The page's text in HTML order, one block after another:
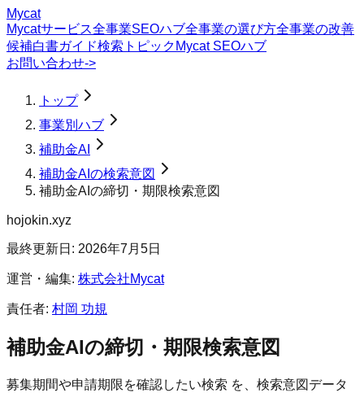
Mycat
Mycatサービス全事業SEOハブ全事業の選び方全事業の改善
候補白書ガイド検索トピック Mycat SEOハブ
お問い合わせ->
トップ
事業別ハブ
補助金AI
補助金AIの検索意図
補助金AIの締切・期限検索意図
hojokin.xyz
最終更新日: 2026年7月5日
運営・編集: 株式会社Mycat
責任者: 村岡 功規
補助金AIの締切・期限検索意図
募集期間や申請期限を確認したい検索 を、検索意図データ